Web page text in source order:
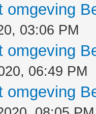
omgeving
03:06 PM
omgeving
06:49 PM
omgeving